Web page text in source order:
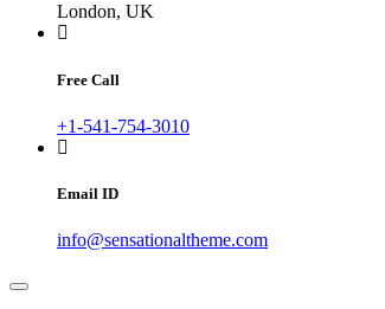
London, UK
Free Call
+1-541-754-3010
Email ID
info@sensationaltheme.com